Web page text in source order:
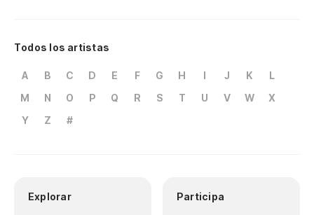
Todos los artistas
A B C D E F G H I J K
L
M
N O P Q R S T U V W
X
Y
Z #
Explorar Participa